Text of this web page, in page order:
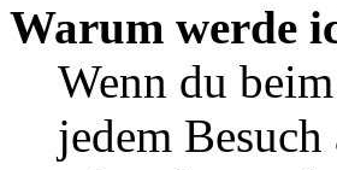
Warum werde
Wenn du
jedem